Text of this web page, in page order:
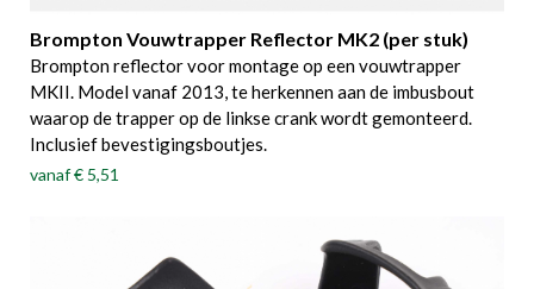
Brompton Vouwtrapper Reflector MK2 (per stuk)
Brompton reflector voor montage op een vouwtrapper
MKII. Model vanaf 2013, te herkennen aan de imbusbout
waarop de trapper op de linkse crank wordt gemonteerd.
Inclusief bevestigingsboutjes.
vanaf€ 5,51